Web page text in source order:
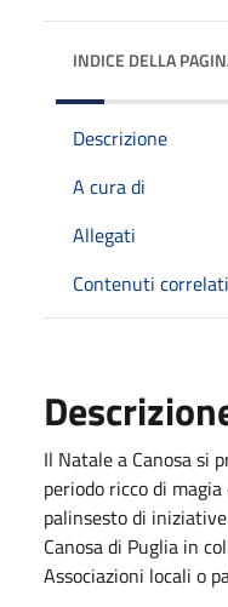
INDICE DELLA
Descrizione
A cura di
Allegati
Contenuti correlati
Il Natale a Canosa si
periodo ricco di
palinsesto di
Canosa di Puglia in
Associazioni locali o